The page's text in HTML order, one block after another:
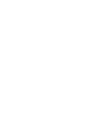
Musa, peace be
disalahkan. Dan
terhadap apa yang